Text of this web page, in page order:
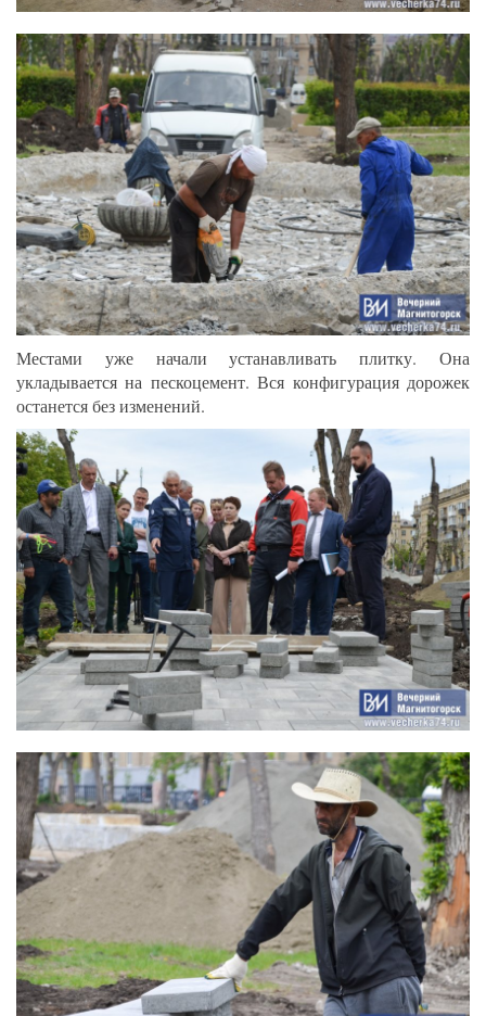
Местами уже начали устанавливать плитку. Она
укладывается на пескоцемент. Вся конфигурация дорожек
останется без изменений.